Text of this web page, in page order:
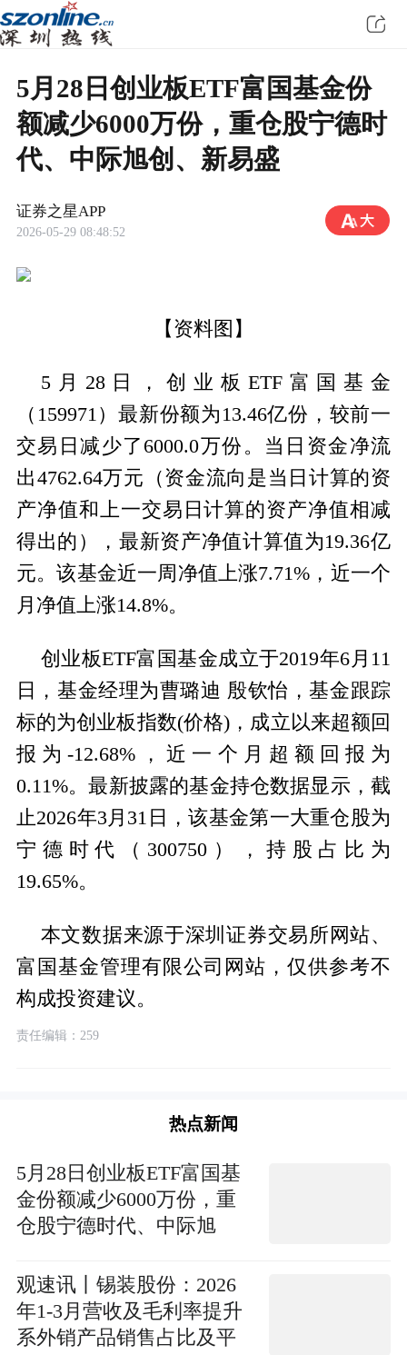
5月28日创业板ETF富国基金份
额减少6000万份，重仓股宁德时
代、中际旭创、新易盛
证券之星APP
2026-05-29 08:48:52
【资料图】
5月28日，创业板ETF富国基金
（159971）最新份额为13.46亿份，较前一
交易日减少了6000.0万份。当日资金净流
出4762.64万元（资金流向是当日计算的资
产净值和上一交易日计算的资产净值相减
得出的），最新资产净值计算值为19.36亿
元。该基金近一周净值上涨7.71%，近一个
月净值上涨14.8%。
创业板ETF富国基金成立于2019年6月11
日，基金经理为曹璐迪 殷钦怡，基金跟踪
标的为创业板指数(价格)，成立以来超额回
报为-12.68%，近一个月超额回报为
0.11%。最新披露的基金持仓数据显示，截
止2026年3月31日，该基金第一大重仓股为
宁德时代（300750），持股占比为
19.65%。
本文数据来源于深圳证券交易所网站、
富国基金管理有限公司网站，仅供参考不
构成投资建议。
责任编辑：259
热点新闻
5月28日创业板ETF富国基
金份额减少6000万份，重
仓股宁德时代、中际旭
观速讯丨锡装股份：2026
年1-3月营收及毛利率提升
系外销产品销售占比及平